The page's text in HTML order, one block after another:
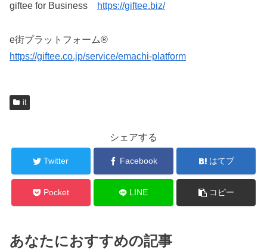
giftee for Business https://giftee.biz/
e街プラットフォーム®
https://giftee.co.jp/service/emachi-platform
it
シェアする
Twitter Facebook はてブ
Pocket LINE コピー
あなたにおすすめの記事